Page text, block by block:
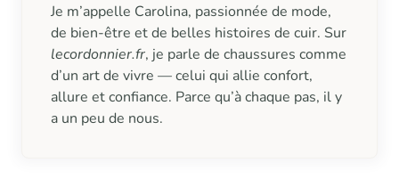
Je m’appelle Carolina, passionnée de mode,
de bien-être et de belles histoires de cuir. Sur
lecordonnier.fr, je parle de chaussures comme
d’un art de vivre — celui qui allie confort,
allure et confiance. Parce qu’à chaque pas, il y
a un peu de nous.